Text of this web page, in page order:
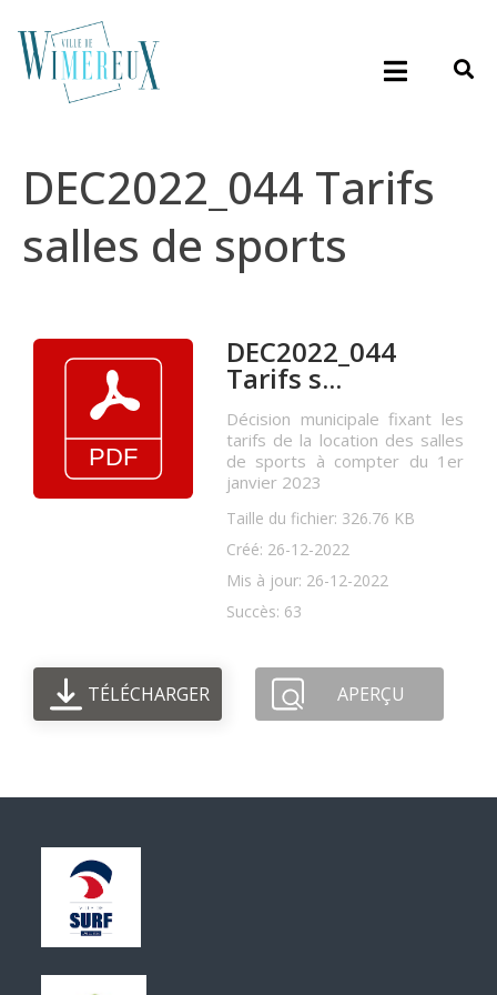
DEC2022_044 Tarifs
salles de sports
DEC2022_044
Tarifs s...
Décision municipale fixant les
tarifs de la location des salles
de sports à compter du 1er
janvier 2023
Taille du fichier: 326.76 KB
Créé: 26-12-2022
Mis à jour: 26-12-2022
Succès: 63
TÉLÉCHARGER APERÇU